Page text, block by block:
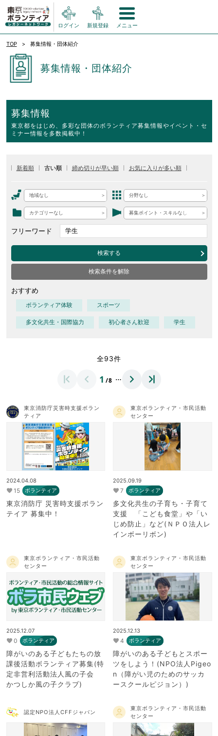
ログイン 新規登録 メニュー
TOP 募集情報・団体紹介
募集情報・団体紹介
募集情報
東京都をはじめ、多彩な団体のボランティア募集情報やイベント・セ
ミナー情報を多数掲載中！
新着順 古い順 締め切りが早い順 お気に入りが多い順
地域なし 分野なし
カテゴリーなし 募集ポイント・スキルなし
フリーワード
検索する
検索条件を解除
おすすめ
ボランティア体験 スポーツ
多文化共生・国際協力 初心者さん歓迎 学生
全93件
1 /8 …
東京消防庁災害時支援ボラン
ティア
2024.04.08
15 ボランティア
東京消防庁 災害時支援ボラン
テイア 募集中！
東京ボランティア・市民活動
センター
2025.09.19
7 ボランティア
多文化共生の子育ち・子育て
支援 「こども食堂」や「い
じめ防止」など(ＮＰＯ法人レ
インボーリボン)
東京ボランティア・市民活動
センター
2025.12.07
0 ボランティア
障がいのある子どもたちの放
課後活動ボランティア募集(特
定非営利活動法人風の子会
かつしか風の子クラブ)
東京ボランティア・市民活動
センター
2025.12.13
4 ボランティア
障がいのある子どもとスポー
ツをしよう！(NPO法人Pigeo
n（障がい児のためのサッカ
ースクールピジョン）)
認定NPO法人CFFジャパン
東京ボランティア・市民活動
センター